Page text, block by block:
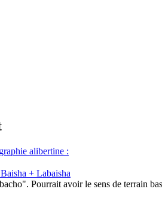
alibertine :
+ Labaisha
Pourrait avoir le sens de terrain